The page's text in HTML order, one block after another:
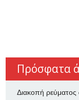
Πρόσφατα
Διακοπή ρεύματος